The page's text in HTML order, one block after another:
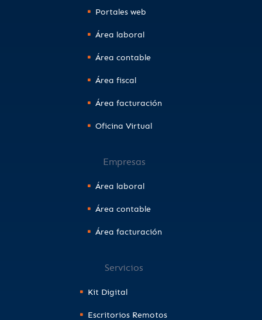
Portales web
Área laboral
Área contable
Área fiscal
Área facturación
Oficina Virtual
Empresas
Área laboral
Área contable
Área facturación
Servicios
Kit Digital
Escritorios Remotos